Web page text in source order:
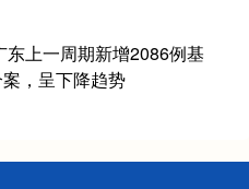
东上一周期新增2086例基
，呈下降趋势